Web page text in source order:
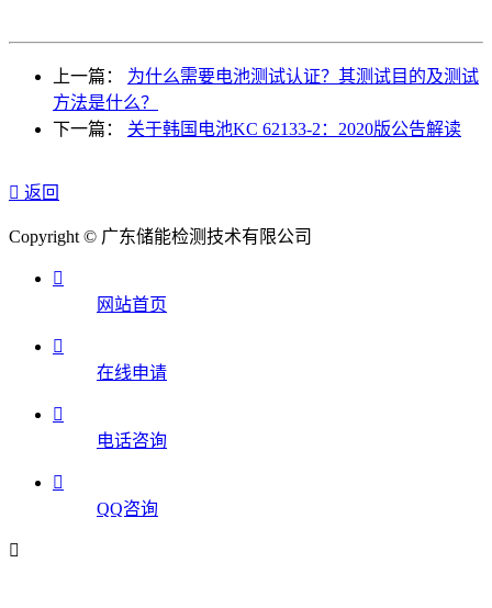
上一篇： 为什么需要电池测试认证？其测试目的及测试
方法是什么？
下一篇： 关于韩国电池KC 62133-2：2020版公告解读
 返回
Copyright © 广东储能检测技术有限公司

网站首页

在线申请

电话咨询

QQ咨询
